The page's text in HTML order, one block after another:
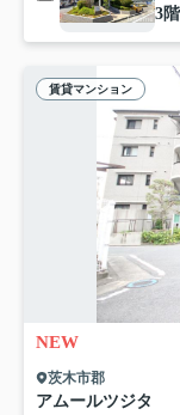
3
賃貸マンション
NEW
茨木市郡
アムールツジタ